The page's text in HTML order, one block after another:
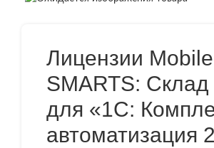
Лицензии Mobile
SMARTS: Склад
для «1С:
автоматизация